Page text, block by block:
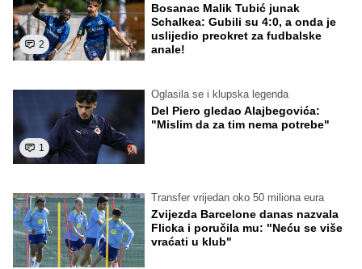
2
Bosanac Malik Tubić junak
Schalkea: Gubili su 4:0, a onda je
uslijedio preokret za fudbalske
anale!
1
Oglasila se i klupska legenda
Del Piero gledao Alajbegovića:
"Mislim da za tim nema potrebe"
Transfer vrijedan oko 50 miliona eura
Zvijezda Barcelone danas nazvala
Flicka i poručila mu: "Neću se više
vraćati u klub"